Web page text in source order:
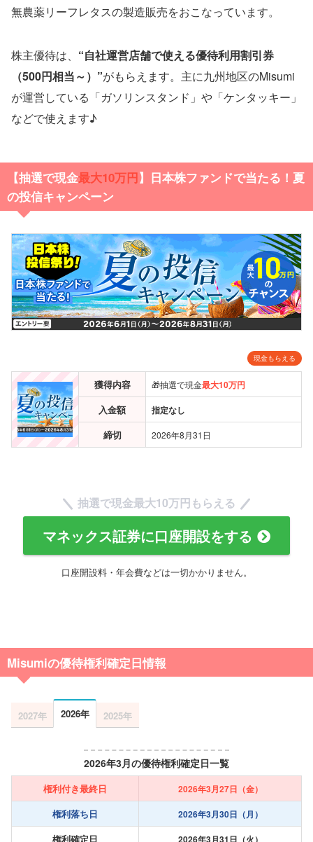
無農薬リーフレタスの製造販売をおこなっています。
株主優待は、 “自社運営店舗で使える優待利用割引券
（500円相当～）”がもらえます。主に九州地区のMisumi
が運営している「ガソリンスタンド」や「ケンタッキー」
などで使えます♪
【抽選で現金最大10万円】日本株ファンドで当たる！夏
の投信キャンペーン
現金もらえる
獲得内容 🎁抽選で現金最大10万円
入金額 指定なし
締切 2026年8月31日
抽選で現金最大10万円もらえる
マネックス証券に口座開設をする
口座開設料・年会費などは一切かかりません。
Misumiの優待権利確定日情報
2027年 2026年 2025年
2026年3月の優待権利確定日一覧
権利付き最終日 2026年3月27日（金）
権利落ち日 2026年3月30日（月）
権利確定日 2026年3月31日（火）